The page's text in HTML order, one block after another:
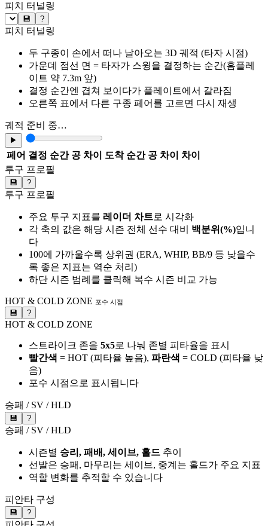
피치 터널링
💾 ?
피치 터널링
두 구종이 손에서 떠나 날아오는 3D 궤적 (타자 시점)
가운데 점선 면 = 타자가 스윙을 결정하는 순간(홈플레
이트 약 7.3m 앞)
결정 순간엔 겹쳐 보이다가 플레이트에서 갈라짐
오른쪽 표에서 다른 구종 페어를 고르면 다시 재생
궤적 준비 중…
▶
페어 결정 순간 공 차이 도착 순간 공 차이
차이
투구 프로필
💾 ?
투구 프로필
주요 투구 지표를 레이더 차트로 시각화
각 축의 값은 해당 시즌 전체 선수 대비 백분위(%)입니
다
100에 가까울수록 상위권 (ERA, WHIP, BB/9 등 낮을수
록 좋은 지표는 역순 처리)
하단 시즌 범례를 클릭해 복수 시즌 비교 가능
HOT & COLD ZONE 포수 시점
💾 ?
HOT & COLD ZONE
스트라이크 존을 5x5로 나눠 존별 피타율을 표시
빨간색 = HOT (피타율 높음), 파란색 = COLD (피타율 낮
음)
포수 시점으로 표시됩니다
승패 / SV / HLD
💾 ?
승패 / SV / HLD
시즌별 승리, 패배, 세이브, 홀드 추이
선발은 승패, 마무리는 세이브, 중계는 홀드가 주요 지표
역할 변화를 추적할 수 있습니다
피안타 구성
💾 ?